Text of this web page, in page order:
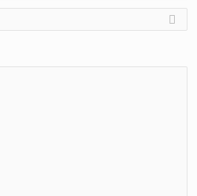
Q
m
el
ist
rie